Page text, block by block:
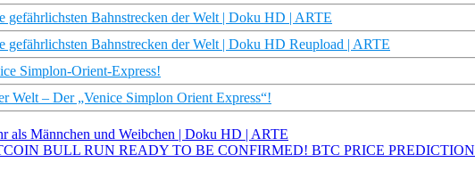
gefährlichsten Bahnstrecken der Welt | Doku HD | ARTE
gefährlichsten Bahnstrecken der Welt | Doku HD Reupload | ARTE
Simplon-Orient-Express!
Welt – Der „Venice Simplon Orient Express“!
als Männchen und Weibchen | Doku HD | ARTE
BULL RUN READY TO BE CONFIRMED! BTC PRICE PREDICTION